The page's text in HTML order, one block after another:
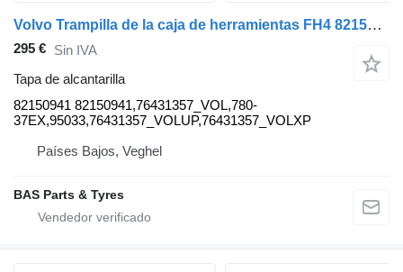
Volvo Trampilla de la caja de herramientas FH4 82150941 tapa de alcantarilla para Volvo FH4 camión
295 € Sin IVA
Tapa de alcantarilla
82150941 82150941,76431357_VOL,780-
37EX,95033,76431357_VOLUP,76431357_VOLXP
Países Bajos, Veghel
BAS Parts & Tyres